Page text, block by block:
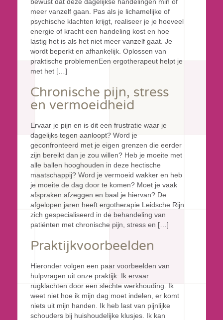
meer vanzelf gaan. Pas als je lichamelijke of
psychische klachten krijgt, realiseer je je hoeveel
energie of kracht een handeling kost en hoe
lastig het is als het niet meer vanzelf gaat. Je
wordt beperkt en afhankelijk. Oplossen van
praktische problemenEen ergotherapeut helpt je
met het […]
Chronische pijn, stress
en vermoeidheid
Ervaar je pijn en is dit een frustratie waar je
dagelijks tegen aanloopt? Word je
geconfronteerd met je eigen grenzen die eerder
zijn bereikt dan je zou willen? Heb je moeite met
alle ballen hooghouden in deze hectische
maatschappij? Word je vermoeid wakker en heb
je moeite de dag door te komen? Moet je vaak
afspraken afzeggen en baal je hiervan? De
afgelopen jaren heeft ergotherapie Leidsche Rijn
zich gespecialiseerd in de behandeling van
patiënten met chronische pijn, stress en […]
Praktijkvoorbeelden
Hieronder volgen een paar voorbeelden van
hulpvragen uit onze praktijk: Ik ervaar
rugklachten door een slechte werkhouding. Ik
weet niet hoe ik mijn dag moet indelen, er komt
niets uit mijn handen. Ik heb last van pijnlijke
schouders bij huishoudelijke klusjes. Ik kan